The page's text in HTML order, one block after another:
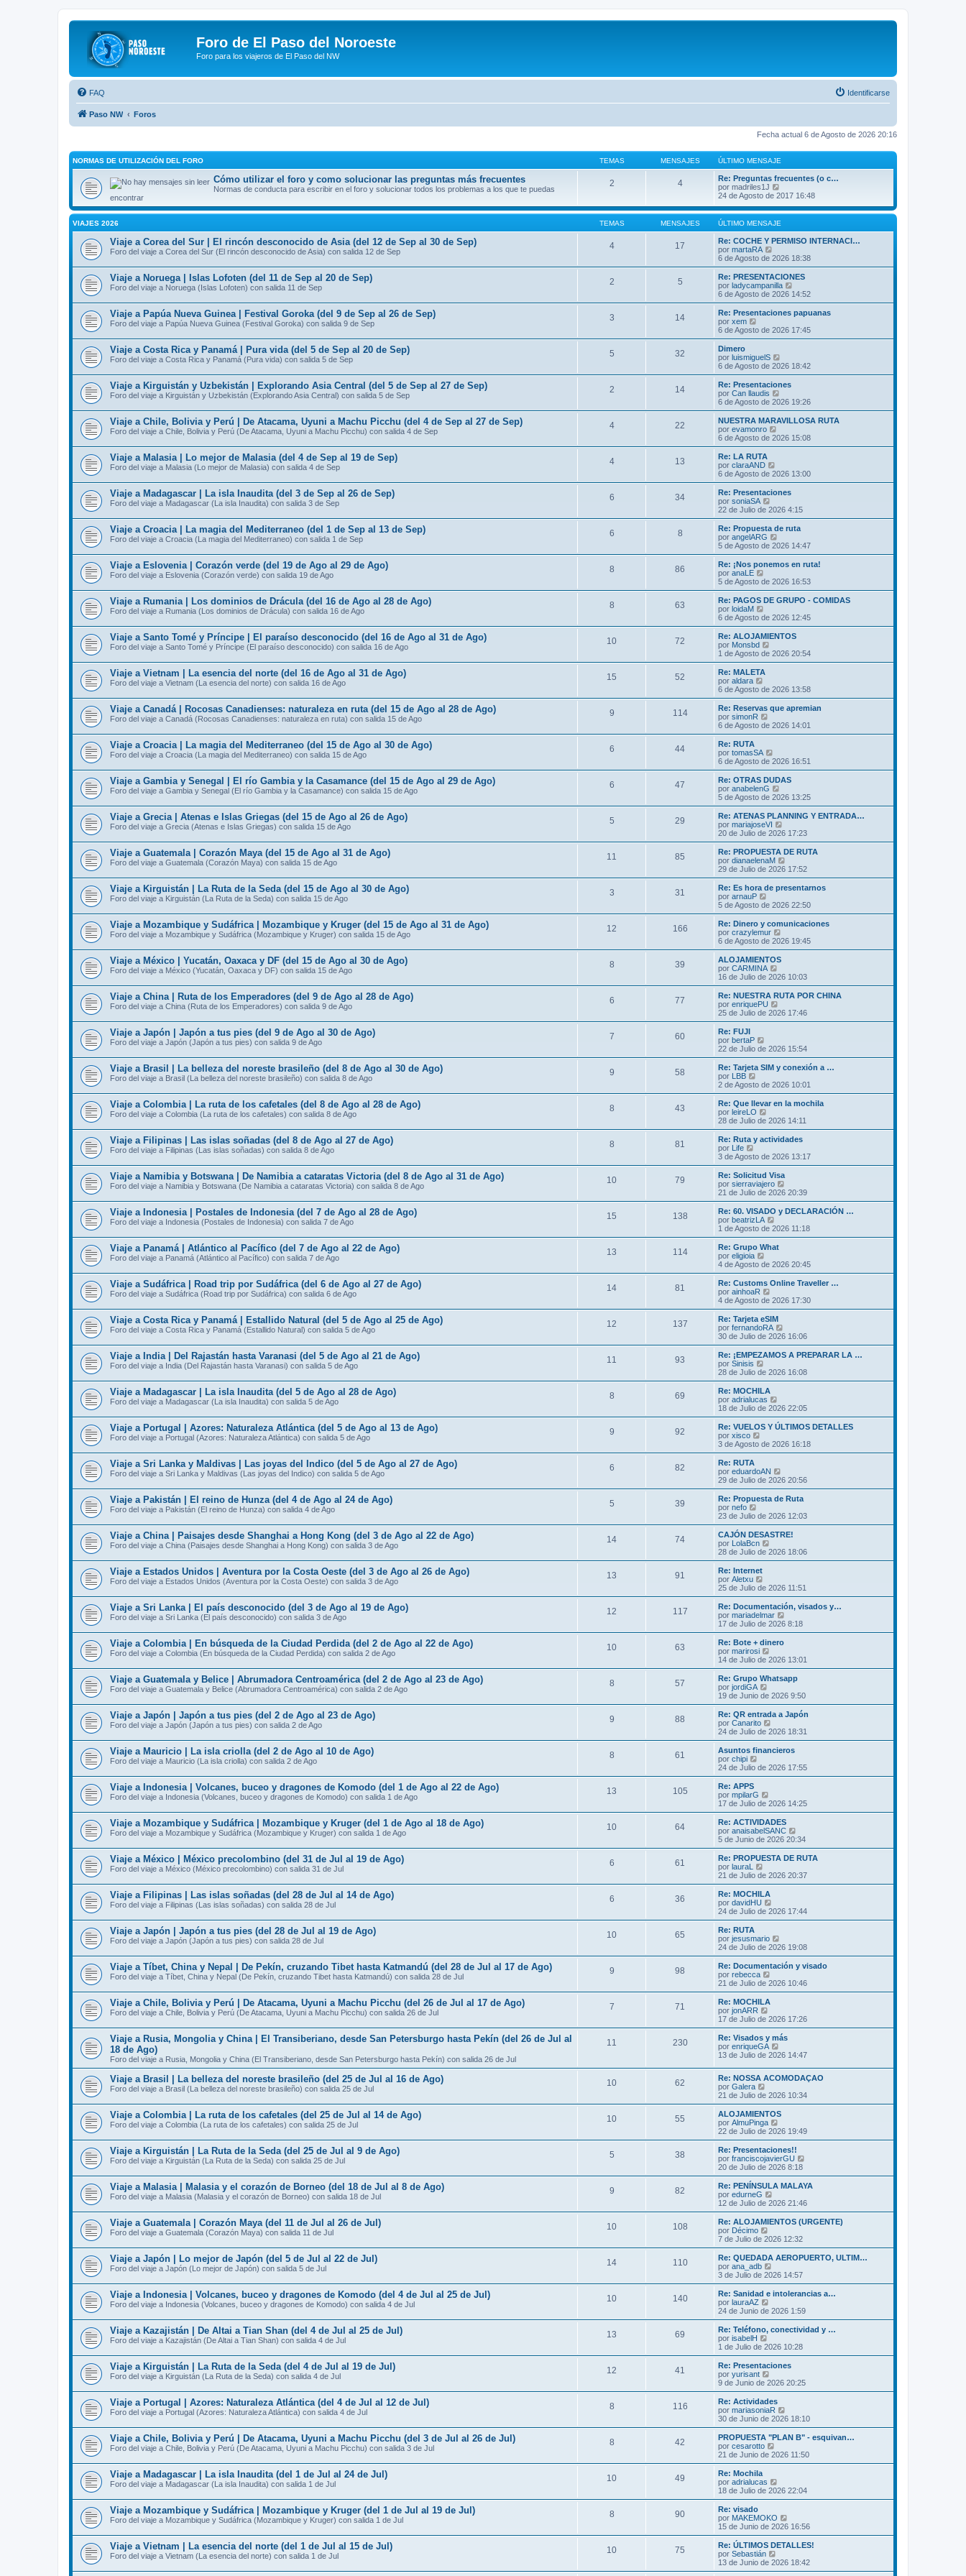
Foro de El Paso del Noroeste
Foro para los viajeros de El Paso del NW
FAQ Identificarse
Paso NW Foros
Fecha actual 6 de Agosto de 2026 20:16
NORMAS DE UTILIZACIÓN DEL FORO TEMAS MENSAJES ÚLTIMO MENSAJE
Cómo utilizar el foro y como solucionar las preguntas más frecuentes
Normas de conducta para escribir en el foro y solucionar todos los problemas a los que te puedas
encontrar
2 4
Re: Preguntas frecuentes (o c…
por madriles1J
e
ú
l
i
m
o
m
e
n
s
a
j
e
24 de Agosto de 2017 16:48
VIAJES 2026 TEMAS MENSAJES ÚLTIMO MENSAJE
Viaje a Corea del Sur | El rincón desconocido de Asia (del 12 de Sep al 30 de Sep)
Foro del viaje a Corea del Sur (El rincón desconocido de Asia) con salida 12 de Sep
4 17
Re: COCHE Y PERMISO INTERNACI…
por martaRA
e
r
ú
l
t
o
m
e
a
j
e
6 de Agosto de 2026 18:38
Viaje a Noruega | Islas Lofoten (del 11 de Sep al 20 de Sep)
Foro del viaje a Noruega (Islas Lofoten) con salida 11 de Sep
2 5
Re: PRESENTACIONES
por ladycampanilla
e
r
ú
l
t
m
e
j
e
6 de Agosto de 2026 14:52
Viaje a Papúa Nueva Guinea | Festival Goroka (del 9 de Sep al 26 de Sep)
Foro del viaje a Papúa Nueva Guinea (Festival Goroka) con salida 9 de Sep
3 14
Re: Presentaciones papuanas
por xem
e
r
l
t
m
o
m
e
s
a
j
e
6 de Agosto de 2026 17:45
Viaje a Costa Rica y Panamá | Pura vida (del 5 de Sep al 20 de Sep)
Foro del viaje a Costa Rica y Panamá (Pura vida) con salida 5 de Sep
5 32
Dimero
por luismiguelS
e
r
ú
t
m
o
m
e
j
e
6 de Agosto de 2026 18:42
Viaje a Kirguistán y Uzbekistán | Explorando Asia Central (del 5 de Sep al 27 de Sep)
Foro del viaje a Kirguistán y Uzbekistán (Explorando Asia Central) con salida 5 de Sep
2 14
Re: Presentaciones
por Can llaudis
e
r
ú
t
m
e
s
j
e
6 de Agosto de 2026 19:26
Viaje a Chile, Bolivia y Perú | De Atacama, Uyuni a Machu Picchu (del 4 de Sep al 27 de Sep)
Foro del viaje a Chile, Bolivia y Perú (De Atacama, Uyuni a Machu Picchu) con salida 4 de Sep
4 22
NUESTRA MARAVILLOSA RUTA
por evamonro
e
r
t
o
m
e
s
j
e
6 de Agosto de 2026 15:08
Viaje a Malasia | Lo mejor de Malasia (del 4 de Sep al 19 de Sep)
Foro del viaje a Malasia (Lo mejor de Malasia) con salida 4 de Sep
4 13
Re: LA RUTA
por claraAND
e
r
ú
t
m
o
m
e
s
j
e
6 de Agosto de 2026 13:00
Viaje a Madagascar | La isla Inaudita (del 3 de Sep al 26 de Sep)
Foro del viaje a Madagascar (La isla Inaudita) con salida 3 de Sep
6 34
Re: Presentaciones
por soniaSA
e
r
ú
l
t
o
m
e
s
j
e
22 de Julio de 2026 4:15
Viaje a Croacia | La magia del Mediterraneo (del 1 de Sep al 13 de Sep)
Foro del viaje a Croacia (La magia del Mediterraneo) con salida 1 de Sep
6 8
Re: Propuesta de ruta
por angelARG
e
r
ú
t
m
o
m
e
s
j
e
5 de Agosto de 2026 14:47
Viaje a Eslovenia | Corazón verde (del 19 de Ago al 29 de Ago)
Foro del viaje a Eslovenia (Corazón verde) con salida 19 de Ago
8 86
Re: ¡Nos ponemos en ruta!
por anaLE
e
r
ú
t
m
o
m
e
s
j
e
5 de Agosto de 2026 16:53
Viaje a Rumania | Los dominios de Drácula (del 16 de Ago al 28 de Ago)
Foro del viaje a Rumania (Los dominios de Drácula) con salida 16 de Ago
8 63
Re: PAGOS DE GRUPO - COMIDAS
por loidaM
e
r
ú
l
t
o
m
e
s
a
j
e
6 de Agosto de 2026 12:45
Viaje a Santo Tomé y Príncipe | El paraíso desconocido (del 16 de Ago al 31 de Ago)
Foro del viaje a Santo Tomé y Príncipe (El paraíso desconocido) con salida 16 de Ago
10 72
Re: ALOJAMIENTOS
por Monsbd
e
r
t
o
m
e
a
e
1 de Agosto de 2026 20:54
Viaje a Vietnam | La esencia del norte (del 16 de Ago al 31 de Ago)
Foro del viaje a Vietnam (La esencia del norte) con salida 16 de Ago
15 52
Re: MALETA
por aldara
e
r
ú
l
t
o
m
e
s
a
j
e
6 de Agosto de 2026 13:58
Viaje a Canadá | Rocosas Canadienses: naturaleza en ruta (del 15 de Ago al 28 de Ago)
Foro del viaje a Canadá (Rocosas Canadienses: naturaleza en ruta) con salida 15 de Ago
9 114
Re: Reservas que apremian
por simonR
e
r
l
t
m
o
m
e
s
a
j
e
6 de Agosto de 2026 14:01
Viaje a Croacia | La magia del Mediterraneo (del 15 de Ago al 30 de Ago)
Foro del viaje a Croacia (La magia del Mediterraneo) con salida 15 de Ago
6 44
Re: RUTA
por tomasSA
e
r
ú
l
t
m
o
m
e
s
a
j
e
6 de Agosto de 2026 16:51
Viaje a Gambia y Senegal | El río Gambia y la Casamance (del 15 de Ago al 29 de Ago)
Foro del viaje a Gambia y Senegal (El río Gambia y la Casamance) con salida 15 de Ago
6 47
Re: OTRAS DUDAS
por anabelenG
e
r
ú
l
t
m
o
m
e
s
j
e
5 de Agosto de 2026 13:25
Viaje a Grecia | Atenas e Islas Griegas (del 15 de Ago al 26 de Ago)
Foro del viaje a Grecia (Atenas e Islas Griegas) con salida 15 de Ago
5 29
Re: ATENAS PLANNING Y ENTRADA…
por mariajoseVI
e
r
ú
l
t
o
m
e
s
j
e
20 de Julio de 2026 17:23
Viaje a Guatemala | Corazón Maya (del 15 de Ago al 31 de Ago)
Foro del viaje a Guatemala (Corazón Maya) con salida 15 de Ago
11 85
Re: PROPUESTA DE RUTA
por dianaelenaM
e
r
ú
t
o
m
e
e
29 de Julio de 2026 17:52
Viaje a Kirguistán | La Ruta de la Seda (del 15 de Ago al 30 de Ago)
Foro del viaje a Kirguistán (La Ruta de la Seda) con salida 15 de Ago
3 31
Re: Es hora de presentarnos
por arnauP
e
r
ú
l
t
m
o
m
e
s
a
j
e
5 de Agosto de 2026 22:50
Viaje a Mozambique y Sudáfrica | Mozambique y Kruger (del 15 de Ago al 31 de Ago)
Foro del viaje a Mozambique y Sudáfrica (Mozambique y Kruger) con salida 15 de Ago
12 166
Re: Dinero y comunicaciones
por crazylemur
e
r
t
m
o
m
e
j
e
6 de Agosto de 2026 19:45
Viaje a México | Yucatán, Oaxaca y DF (del 15 de Ago al 30 de Ago)
Foro del viaje a México (Yucatán, Oaxaca y DF) con salida 15 de Ago
8 39
ALOJAMIENTOS
por CARMINA
e
r
ú
t
m
e
s
j
e
16 de Julio de 2026 10:03
Viaje a China | Ruta de los Emperadores (del 9 de Ago al 28 de Ago)
Foro del viaje a China (Ruta de los Emperadores) con salida 9 de Ago
6 77
Re: NUESTRA RUTA POR CHINA
por enriquePU
e
r
t
o
m
e
s
j
e
25 de Julio de 2026 17:46
Viaje a Japón | Japón a tus pies (del 9 de Ago al 30 de Ago)
Foro del viaje a Japón (Japón a tus pies) con salida 9 de Ago
7 60
Re: FUJI
por bertaP
e
r
ú
t
o
m
e
s
j
e
22 de Julio de 2026 15:54
Viaje a Brasil | La belleza del noreste brasileño (del 8 de Ago al 30 de Ago)
Foro del viaje a Brasil (La belleza del noreste brasileño) con salida 8 de Ago
9 58
Re: Tarjeta SIM y conexión a …
por LBB
e
r
ú
t
o
e
s
a
j
e
2 de Agosto de 2026 10:01
Viaje a Colombia | La ruta de los cafetales (del 8 de Ago al 28 de Ago)
Foro del viaje a Colombia (La ruta de los cafetales) con salida 8 de Ago
8 43
Re: Que llevar en la mochila
por leireLO
e
r
ú
t
m
o
m
e
s
a
j
e
28 de Julio de 2026 14:11
Viaje a Filipinas | Las islas soñadas (del 8 de Ago al 27 de Ago)
Foro del viaje a Filipinas (Las islas soñadas) con salida 8 de Ago
8 81
Re: Ruta y actividades
por Life
e
r
ú
l
t
m
o
m
e
s
a
j
e
3 de Agosto de 2026 13:17
Viaje a Namibia y Botswana | De Namibia a cataratas Victoria (del 8 de Ago al 31 de Ago)
Foro del viaje a Namibia y Botswana (De Namibia a cataratas Victoria) con salida 8 de Ago
10 79
Re: Solicitud Visa
por sierraviajero
e
r
ú
t
m
e
s
j
e
21 de Julio de 2026 20:39
Viaje a Indonesia | Postales de Indonesia (del 7 de Ago al 28 de Ago)
Foro del viaje a Indonesia (Postales de Indonesia) con salida 7 de Ago
15 138
Re: 60. VISADO y DECLARACIÓN …
por beatrizLA
e
r
ú
t
m
o
m
e
s
a
j
e
1 de Agosto de 2026 11:18
Viaje a Panamá | Atlántico al Pacífico (del 7 de Ago al 22 de Ago)
Foro del viaje a Panamá (Atlántico al Pacífico) con salida 7 de Ago
13 114
Re: Grupo What
por eligioia
e
r
ú
l
t
m
o
m
e
s
j
e
4 de Agosto de 2026 20:45
Viaje a Sudáfrica | Road trip por Sudáfrica (del 6 de Ago al 27 de Ago)
Foro del viaje a Sudáfrica (Road trip por Sudáfrica) con salida 6 de Ago
14 81
Re: Customs Online Traveller …
por ainhoaR
e
r
ú
l
t
m
o
m
e
a
j
e
4 de Agosto de 2026 17:30
Viaje a Costa Rica y Panamá | Estallido Natural (del 5 de Ago al 25 de Ago)
Foro del viaje a Costa Rica y Panamá (Estallido Natural) con salida 5 de Ago
12 137
Re: Tarjeta eSIM
por fernandoRA
e
r
ú
t
m
e
s
j
e
30 de Julio de 2026 16:06
Viaje a India | Del Rajastán hasta Varanasi (del 5 de Ago al 21 de Ago)
Foro del viaje a India (Del Rajastán hasta Varanasi) con salida 5 de Ago
11 93
Re: ¡EMPEZAMOS A PREPARAR LA …
por Sinisis
e
r
ú
l
t
m
o
m
e
a
j
e
28 de Julio de 2026 16:08
Viaje a Madagascar | La isla Inaudita (del 5 de Ago al 28 de Ago)
Foro del viaje a Madagascar (La isla Inaudita) con salida 5 de Ago
8 69
Re: MOCHILA
por adrialucas
e
r
ú
t
o
m
e
s
j
e
18 de Julio de 2026 22:05
Viaje a Portugal | Azores: Naturaleza Atlántica (del 5 de Ago al 13 de Ago)
Foro del viaje a Portugal (Azores: Naturaleza Atlántica) con salida 5 de Ago
9 92
Re: VUELOS Y ÚLTIMOS DETALLES
por xisco
e
r
l
t
m
o
m
e
s
a
j
e
3 de Agosto de 2026 16:18
Viaje a Sri Lanka y Maldivas | Las joyas del Indico (del 5 de Ago al 27 de Ago)
Foro del viaje a Sri Lanka y Maldivas (Las joyas del Indico) con salida 5 de Ago
6 82
Re: RUTA
por eduardoAN
e
r
ú
t
m
o
m
e
j
e
29 de Julio de 2026 20:56
Viaje a Pakistán | El reino de Hunza (del 4 de Ago al 24 de Ago)
Foro del viaje a Pakistán (El reino de Hunza) con salida 4 de Ago
5 39
Re: Propuesta de Ruta
por nefo
e
r
ú
l
t
m
o
m
e
s
a
j
e
23 de Julio de 2026 12:03
Viaje a China | Paisajes desde Shanghai a Hong Kong (del 3 de Ago al 22 de Ago)
Foro del viaje a China (Paisajes desde Shanghai a Hong Kong) con salida 3 de Ago
14 74
CAJÓN DESASTRE!
por LolaBcn
e
r
t
m
o
m
e
s
j
e
28 de Julio de 2026 18:06
Viaje a Estados Unidos | Aventura por la Costa Oeste (del 3 de Ago al 26 de Ago)
Foro del viaje a Estados Unidos (Aventura por la Costa Oeste) con salida 3 de Ago
13 91
Re: Internet
por Aletxu
e
r
ú
l
t
m
o
m
e
s
a
j
e
25 de Julio de 2026 11:51
Viaje a Sri Lanka | El país desconocido (del 3 de Ago al 19 de Ago)
Foro del viaje a Sri Lanka (El país desconocido) con salida 3 de Ago
12 117
Re: Documentación, visados y…
por mariadelmar
e
r
t
o
m
e
s
j
e
17 de Julio de 2026 8:18
Viaje a Colombia | En búsqueda de la Ciudad Perdida (del 2 de Ago al 22 de Ago)
Foro del viaje a Colombia (En búsqueda de la Ciudad Perdida) con salida 2 de Ago
10 63
Re: Bote + dinero
por marirosi
e
r
ú
t
m
o
m
e
s
j
e
14 de Julio de 2026 13:01
Viaje a Guatemala y Belice | Abrumadora Centroamérica (del 2 de Ago al 23 de Ago)
Foro del viaje a Guatemala y Belice (Abrumadora Centroamérica) con salida 2 de Ago
8 57
Re: Grupo Whatsapp
por jordiGA
e
r
ú
l
t
o
m
e
a
j
e
19 de Junio de 2026 9:50
Viaje a Japón | Japón a tus pies (del 2 de Ago al 23 de Ago)
Foro del viaje a Japón (Japón a tus pies) con salida 2 de Ago
9 88
Re: QR entrada a Japón
por Canarito
e
r
ú
t
m
e
s
a
j
e
24 de Julio de 2026 18:31
Viaje a Mauricio | La isla criolla (del 2 de Ago al 10 de Ago)
Foro del viaje a Mauricio (La isla criolla) con salida 2 de Ago
8 61
Asuntos financieros
por chipi
e
r
l
t
m
o
m
e
s
a
j
e
24 de Julio de 2026 17:55
Viaje a Indonesia | Volcanes, buceo y dragones de Komodo (del 1 de Ago al 22 de Ago)
Foro del viaje a Indonesia (Volcanes, buceo y dragones de Komodo) con salida 1 de Ago
13 105
Re: APPS
por mpilarG
e
r
ú
l
t
m
o
m
e
s
a
j
e
17 de Julio de 2026 14:25
Viaje a Mozambique y Sudáfrica | Mozambique y Kruger (del 1 de Ago al 18 de Ago)
Foro del viaje a Mozambique y Sudáfrica (Mozambique y Kruger) con salida 1 de Ago
10 64
Re: ACTIVIDADES
por anaisabelSANC
e
r
ú
t
m
e
j
e
5 de Junio de 2026 20:34
Viaje a México | México precolombino (del 31 de Jul al 19 de Ago)
Foro del viaje a México (México precolombino) con salida 31 de Jul
6 61
Re: PROPUESTA DE RUTA
por lauraL
e
r
ú
l
t
o
m
e
s
a
j
e
21 de Julio de 2026 20:37
Viaje a Filipinas | Las islas soñadas (del 28 de Jul al 14 de Ago)
Foro del viaje a Filipinas (Las islas soñadas) con salida 28 de Jul
6 36
Re: MOCHILA
por davidHU
e
r
l
t
o
m
e
j
e
24 de Julio de 2026 17:44
Viaje a Japón | Japón a tus pies (del 28 de Jul al 19 de Ago)
Foro del viaje a Japón (Japón a tus pies) con salida 28 de Jul
10 65
Re: RUTA
por jesusmario
e
r
ú
t
m
e
n
s
j
e
24 de Julio de 2026 19:08
Viaje a Tíbet, China y Nepal | De Pekín, cruzando Tibet hasta Katmandú (del 28 de Jul al 17 de Ago)
Foro del viaje a Tíbet, China y Nepal (De Pekín, cruzando Tibet hasta Katmandú) con salida 28 de Jul
9 98
Re: Documentación y visado
por rebecca
e
r
t
o
m
e
n
s
j
e
21 de Julio de 2026 10:46
Viaje a Chile, Bolivia y Perú | De Atacama, Uyuni a Machu Picchu (del 26 de Jul al 17 de Ago)
Foro del viaje a Chile, Bolivia y Perú (De Atacama, Uyuni a Machu Picchu) con salida 26 de Jul
7 71
Re: MOCHILA
por jonARR
e
r
ú
t
m
o
e
n
s
a
j
e
17 de Julio de 2026 17:26
Viaje a Rusia, Mongolia y China | El Transiberiano, desde San Petersburgo hasta Pekín (del 26 de Jul al
18 de Ago)
Foro del viaje a Rusia, Mongolia y China (El Transiberiano, desde San Petersburgo hasta Pekín) con salida 26 de Jul
11 230
Re: Visados y más
por enriqueGA
e
ú
l
i
m
o
e
n
s
a
j
e
13 de Julio de 2026 14:47
Viaje a Brasil | La belleza del noreste brasileño (del 25 de Jul al 16 de Ago)
Foro del viaje a Brasil (La belleza del noreste brasileño) con salida 25 de Jul
10 62
Re: NOSSA ACOMODAÇAO
por Galera
e
r
ú
l
t
m
o
m
e
s
a
j
e
21 de Julio de 2026 10:34
Viaje a Colombia | La ruta de los cafetales (del 25 de Jul al 14 de Ago)
Foro del viaje a Colombia (La ruta de los cafetales) con salida 25 de Jul
10 55
ALOJAMIENTOS
por AlmuPinga
e
r
ú
l
t
m
o
m
e
s
j
e
22 de Julio de 2026 19:49
Viaje a Kirguistán | La Ruta de la Seda (del 25 de Jul al 9 de Ago)
Foro del viaje a Kirguistán (La Ruta de la Seda) con salida 25 de Jul
5 38
Re: Presentaciones!!
por franciscojavierGU
r
ú
t
m
o
s
e
20 de Julio de 2026 8:18
Viaje a Malasia | Malasia y el corazón de Borneo (del 18 de Jul al 8 de Ago)
Foro del viaje a Malasia (Malasia y el corazón de Borneo) con salida 18 de Jul
9 82
Re: PENÍNSULA MALAYA
por edurneG
e
r
ú
t
m
o
m
e
s
j
e
12 de Julio de 2026 21:46
Viaje a Guatemala | Corazón Maya (del 11 de Jul al 26 de Jul)
Foro del viaje a Guatemala (Corazón Maya) con salida 11 de Jul
10 108
Re: ALOJAMIENTOS (URGENTE)
por Décimo
e
r
ú
l
t
m
o
m
e
s
j
e
7 de Julio de 2026 12:32
Viaje a Japón | Lo mejor de Japón (del 5 de Jul al 22 de Jul)
Foro del viaje a Japón (Lo mejor de Japón) con salida 5 de Jul
14 110
Re: QUEDADA AEROPUERTO, ULTIM…
por ana_adb
e
r
ú
t
o
m
e
s
j
e
3 de Julio de 2026 14:57
Viaje a Indonesia | Volcanes, buceo y dragones de Komodo (del 4 de Jul al 25 de Jul)
Foro del viaje a Indonesia (Volcanes, buceo y dragones de Komodo) con salida 4 de Jul
10 140
Re: Sanidad e intolerancias a…
por lauraAZ
e
r
ú
t
m
o
m
e
s
a
e
24 de Junio de 2026 1:59
Viaje a Kazajistán | De Altai a Tian Shan (del 4 de Jul al 25 de Jul)
Foro del viaje a Kazajistán (De Altai a Tian Shan) con salida 4 de Jul
13 69
Re: Teléfono, conectividad y …
por isabelH
e
r
ú
l
t
m
o
m
e
s
a
j
e
1 de Julio de 2026 10:28
Viaje a Kirguistán | La Ruta de la Seda (del 4 de Jul al 19 de Jul)
Foro del viaje a Kirguistán (La Ruta de la Seda) con salida 4 de Jul
12 41
Re: Presentaciones
por yurisant
e
r
ú
l
t
m
o
m
e
a
j
e
9 de Junio de 2026 20:25
Viaje a Portugal | Azores: Naturaleza Atlántica (del 4 de Jul al 12 de Jul)
Foro del viaje a Portugal (Azores: Naturaleza Atlántica) con salida 4 de Jul
8 116
Re: Actividades
por mariasoniaR
e
r
ú
t
m
e
a
j
e
30 de Junio de 2026 18:10
Viaje a Chile, Bolivia y Perú | De Atacama, Uyuni a Machu Picchu (del 3 de Jul al 26 de Jul)
Foro del viaje a Chile, Bolivia y Perú (De Atacama, Uyuni a Machu Picchu) con salida 3 de Jul
8 42
PROPUESTA "PLAN B" - esquivan…
por cesarotto
e
r
l
t
o
m
e
s
a
j
21 de Junio de 2026 11:50
Viaje a Madagascar | La isla Inaudita (del 1 de Jul al 24 de Jul)
Foro del viaje a Madagascar (La isla Inaudita) con salida 1 de Jul
10 49
Re: Mochila
por adrialucas
e
r
t
m
o
m
e
18 de Julio de 2026 22:04
Viaje a Mozambique y Sudáfrica | Mozambique y Kruger (del 1 de Jul al 19 de Jul)
Foro del viaje a Mozambique y Sudáfrica (Mozambique y Kruger) con salida 1 de Jul
8 90
Re: visado
por MAKEMOKO
e
r
ú
t
15 de Junio de 2026 16:56
Viaje a Vietnam | La esencia del norte (del 1 de Jul al 15 de Jul)
Foro del viaje a Vietnam (La esencia del norte) con salida 1 de Jul
10 75
Re: ÚLTIMOS DETALLES!
por Sebastián
e
r
13 de Junio de 2026 18:42